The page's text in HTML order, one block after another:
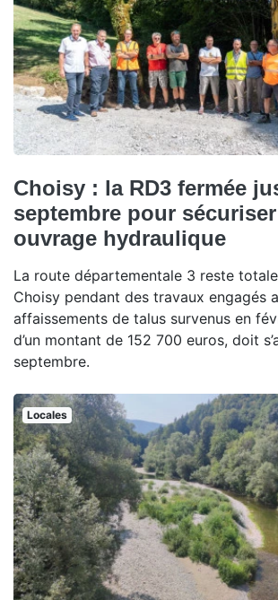
Choisy : la RD3 fermée
septembre pour
ouvrage hydraulique
La route départementale 3 reste
Choisy pendant des travaux engagés
affaissements de talus survenus en
d’un montant de 152 700 euros, doit
septembre.
Locales